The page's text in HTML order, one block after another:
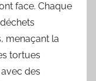
face. Chaque
menaçant la
tortues
des